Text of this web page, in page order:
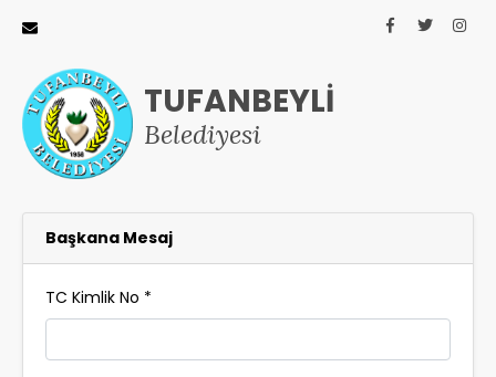
TUFANBEYLİ
Belediyesi
Başkana Mesaj
TC Kimlik No *